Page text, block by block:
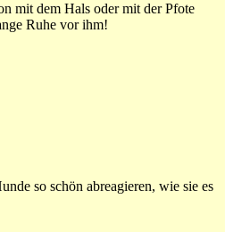
mit dem Hals oder mit der Pfote
Ruhe vor ihm!
so schön abreagieren, wie sie es